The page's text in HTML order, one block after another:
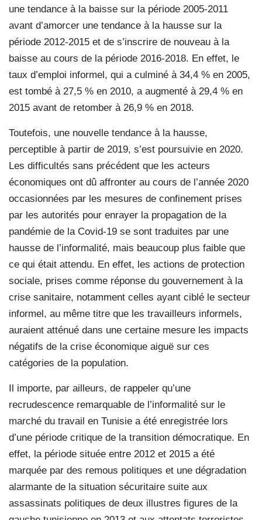
une tendance à la baisse sur la période 2005-2011
avant d’amorcer une tendance à la hausse sur la
période 2012-2015 et de s’inscrire de nouveau à la
baisse au cours de la période 2016-2018. En effet, le
taux d’emploi informel, qui a culminé à 34,4 % en 2005,
est tombé à 27,5 % en 2010, a augmenté à 29,4 % en
2015 avant de retomber à 26,9 % en 2018.
Toutefois, une nouvelle tendance à la hausse,
perceptible à partir de 2019, s’est poursuivie en 2020.
Les difficultés sans précédent que les acteurs
économiques ont dû affronter au cours de l’année 2020
occasionnées par les mesures de confinement prises
par les autorités pour enrayer la propagation de la
pandémie de la Covid-19 se sont traduites par une
hausse de l’informalité, mais beaucoup plus faible que
ce qui était attendu. En effet, les actions de protection
sociale, prises comme réponse du gouvernement à la
crise sanitaire, notamment celles ayant ciblé le secteur
informel, au même titre que les travailleurs informels,
auraient atténué dans une certaine mesure les impacts
négatifs de la crise économique aiguë sur ces
catégories de la population.
Il importe, par ailleurs, de rappeler qu’une
recrudescence remarquable de l’informalité sur le
marché du travail en Tunisie a été enregistrée lors
d’une période critique de la transition démocratique. En
effet, la période située entre 2012 et 2015 a été
marquée par des remous politiques et une dégradation
alarmante de la situation sécuritaire suite aux
assassinats politiques de deux illustres figures de la